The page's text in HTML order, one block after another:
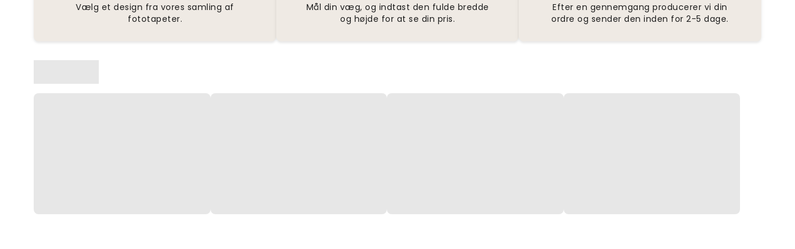
Vælg et design fra vores samling af
fototapeter.
Mål din væg, og indtast den fulde bredde
og højde for at se din pris.
Efter en gennemgang producerer vi din
ordre og sender den inden for 2-5 dage.